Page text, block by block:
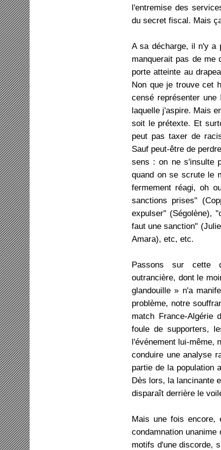
l'entremise des
du secret fiscal. Mais
A sa décharge, il n'y a
manquerait pas de
porte atteinte au
Non que je trouve cet
censé représenter
laquelle j'aspire. Mais
soit le prétexte. Et
peut pas taxer de
Sauf peut-être de
sens : on ne s'insulte
quand on se scrute le
fermement réagi, oh
sanctions prises"
expulser" (Ségolène),
faut une sanction"
Amara), etc, etc.
Passons sur cette
outrancière, dont le
glandouille » n'a
problème, notre
match France-Algérie
foule de supporters,
l'événement lui-même,
conduire une analyse
partie de la population
Dès lors, la lancinante
disparaît derrière le
Mais une fois encore,
condamnation
motifs d'une discorde,